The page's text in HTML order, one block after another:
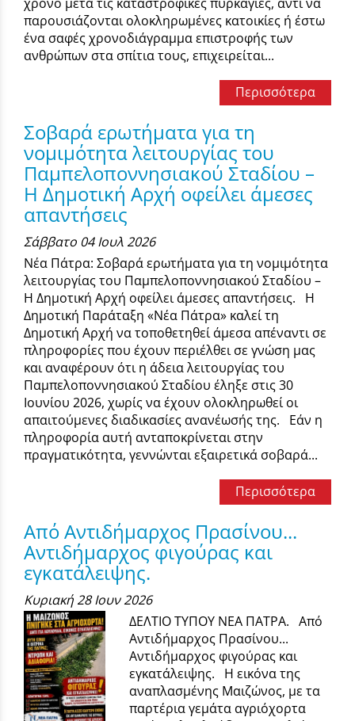
παρουσιάζονται ολοκληρωμένες κατοικίες ή έστω
ένα σαφές χρονοδιάγραμμα επιστροφής των
ανθρώπων στα σπίτια τους, επιχειρείται...
Περισσότερα
Σοβαρά ερωτήματα για τη
νομιμότητα λειτουργίας του
Παμπελοποννησιακού Σταδίου –
Η Δημοτική Αρχή οφείλει άμεσες
απαντήσεις
Σάββατο 04 Ιουλ 2026
Νέα Πάτρα: Σοβαρά ερωτήματα για τη νομιμότητα
λειτουργίας του Παμπελοποννησιακού Σταδίου –
Η Δημοτική Αρχή οφείλει άμεσες απαντήσεις. Η
Δημοτική Παράταξη «Νέα Πάτρα» καλεί τη
Δημοτική Αρχή να τοποθετηθεί άμεσα απέναντι σε
πληροφορίες που έχουν περιέλθει σε γνώση μας
και αναφέρουν ότι η άδεια λειτουργίας του
Παμπελοποννησιακού Σταδίου έληξε στις 30
Ιουνίου 2026, χωρίς να έχουν ολοκληρωθεί οι
απαιτούμενες διαδικασίες ανανέωσής της. Εάν η
πληροφορία αυτή ανταποκρίνεται στην
πραγματικότητα, γεννώνται εξαιρετικά σοβαρά...
Περισσότερα
Από Αντιδήμαρχος Πρασίνου...
Αντιδήμαρχος φιγούρας και
εγκατάλειψης.
Κυριακή 28 Ιουν 2026
ΔΕΛΤΙΟ ΤΥΠΟΥ ΝΕΑ ΠΑΤΡΑ. Από
Αντιδήμαρχος Πρασίνου...
Αντιδήμαρχος φιγούρας και
εγκατάλειψης. Η εικόνα της
αναπλασμένης Μαιζώνος, με τα
παρτέρια γεμάτα αγριόχορτα